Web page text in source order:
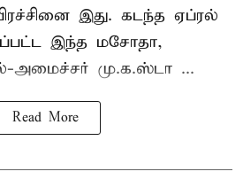
இது. கடந்த ஏப்ரல்
இந்த மசோதா,
மு.க.ஸ்டா ...
Read More